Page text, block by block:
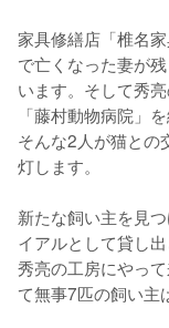
家具修繕店「椎名
で亡くなった妻が
います。そして秀
「藤村動物病院」
そんな2人が猫との
灯します。
新たな飼い主を見
イアルとして貸し
秀亮の工房にやっ
て無事7匹の飼い主